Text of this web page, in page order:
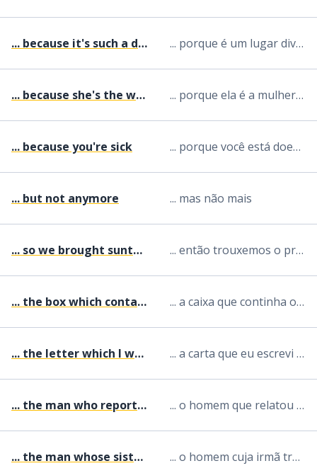
... because it's such a diverse place ... porque é um lugar diversificado
... because she's the woman of my dreams ... porque ela é a mulher dos meus sonhos
... because you're sick ... porque você está doente
... but not anymore ... mas não mais
... so we brought suntan lotion ... então trouxemos o protetor solar
... the box which contained the diamonds ... a caixa que continha os diamantes
... the letter which I wrote this morning ... a carta que eu escrevi esta manhã
... the man who reported the problem ... o homem que relatou o problema
... the man whose sister works for the president ... o homem cuja irmã trabalha para o Presidente